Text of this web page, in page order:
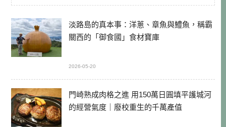
淡路島的真本事：洋蔥、章魚與鱧魚，稱霸
關西的「御食國」食材寶庫
2026-05-20
門崎熟成肉格之進 用150萬日圓填平護城河
的經營氣度｜廢校重生的千萬產值